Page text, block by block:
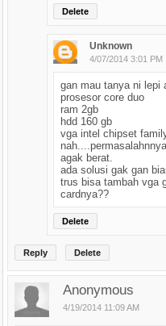
Delete
Unknown
4/07/2014 3:01 PM
gan mau tanya ni lepi
prosesor core duo
ram 2gb
hdd 160 gb
vga intel chipset
agak berat.
ada solusi gak gan
trus bisa tambah vga
cardnya??
Delete
Reply Delete
Anonymous
4/19/2014 11:09 AM